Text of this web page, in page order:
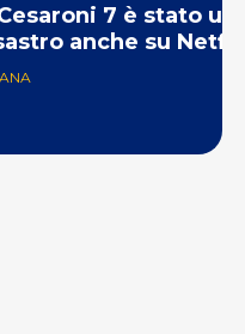
7 è stato un
anche su Netflix